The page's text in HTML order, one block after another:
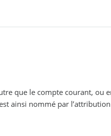
que le compte courant, ou
ainsi nommé par l’attribution